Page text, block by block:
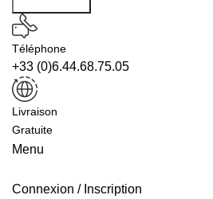
Téléphone
+33 (0)6.44.68.75.05
Livraison
Gratuite
Menu
Connexion / Inscription